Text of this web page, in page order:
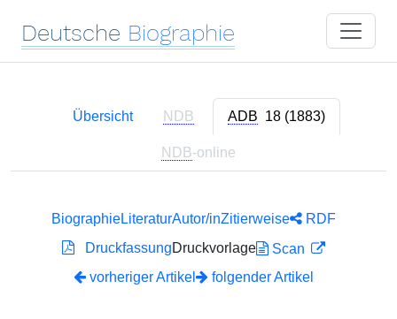
Deutsche Biographie
Übersicht NDB ADB 18 (1883)
NDB-online
BiographieLiteraturAutor/inZitierweise
RDF
DruckfassungDruckvorlage
Scan
vorheriger Artikel
folgender Artikel